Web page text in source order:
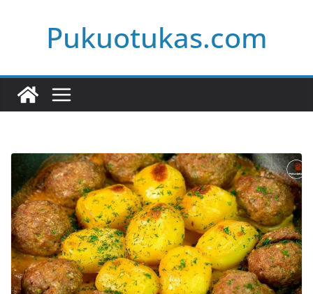
Pukuotukas.com